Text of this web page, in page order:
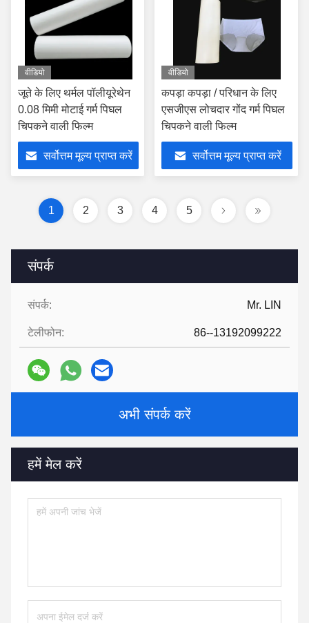
संपर्क
संपर्क: Mr. LIN
टेलीफोन: 86--13192099222
अभी संपर्क करें
हमें मेल करें
वीडियो
जूते के लिए थर्मल पॉलीयूरेथेन
0.08 मिमी मोटाई गर्म पिघल
चिपकने वाली फिल्म
सर्वोत्तम मूल्य प्राप्त करें
वीडियो
कपड़ा कपड़ा / परिधान के लिए
एसजीएस लोचदार गोंद गर्म पिघल
चिपकने वाली फिल्म
सर्वोत्तम मूल्य प्राप्त करें
1 2 3 4 5